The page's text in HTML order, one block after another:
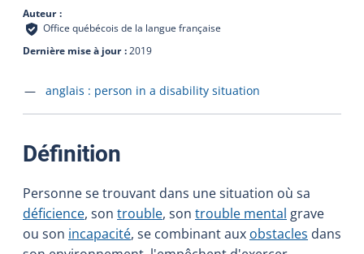
Auteur
Office québécois de la langue française
Dernière mise à jour 2019
Accéder à la fiche en
anglais : person in a disability situation
Définition
Personne se trouvant dans une situation où sa
déficience, son trouble, son trouble mental grave
ou son incapacité, se combinant aux obstacles dans